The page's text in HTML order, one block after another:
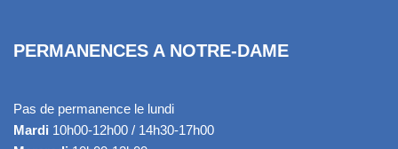
PERMANENCES A NOTRE-DAME
Pas de permanence le lundi
Mardi 10h00-12h00 / 14h30-17h00